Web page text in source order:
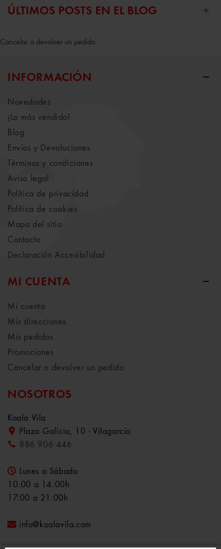
ÚLTIMOS POSTS EN EL BLOG
Cancelar o devolver un pedido
INFORMACIÓN
Novedades
¡Lo más vendido!
Blog
Envíos y Devoluciones
Términos y condiciones
Aviso legal
Política de privacidad
Política de cookies
Mapa del sitio
Contacto
Declaración Accesibilidad
MI CUENTA
Mi cuenta
Mis direcciones
Mis pedidos
Promociones
Cancelar o devolver un pedido
NOSOTROS
Koala Vila
Plaza Galicia, 10 - Vilagarcía
886 906 446
Lunes a Sábado
10:00 a 14:00h
17:00 a 21:00h
info@koalavila.com